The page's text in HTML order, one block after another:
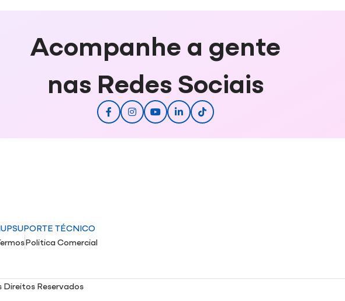
Acompanhe a gente
nas Redes Sociais
SUPORTE TÉCNICO
Politica Comercial
Direitos Reservados